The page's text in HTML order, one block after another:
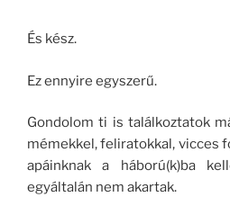
És kész.
Ez ennyire egyszerű.
Gondolom ti is találkoztatok
mémekkel, feliratokkal, vicces
apáinknak a háború(k)ba
egyáltalán nem akartak.